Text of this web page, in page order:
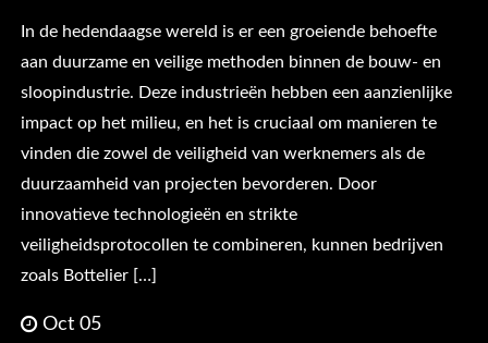
In de hedendaagse wereld is er een groeiende behoefte
aan duurzame en veilige methoden binnen de bouw- en
sloopindustrie. Deze industrieën hebben een aanzienlijke
impact op het milieu, en het is cruciaal om manieren te
vinden die zowel de veiligheid van werknemers als de
duurzaamheid van projecten bevorderen. Door
innovatieve technologieën en strikte
veiligheidsprotocollen te combineren, kunnen bedrijven
zoals Bottelier […]
Oct 05